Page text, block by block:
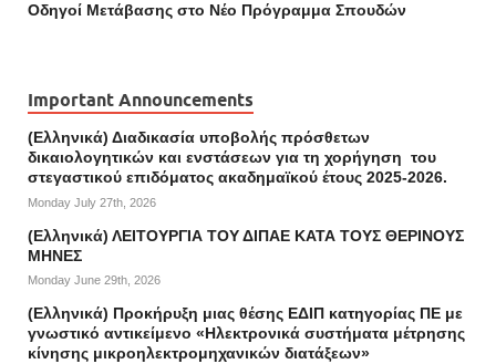
Οδηγοί Mετάβασης στο Νέο Πρόγραμμα Σπουδών
Important Announcements
(Ελληνικά) Διαδικασία υποβολής πρόσθετων
δικαιολογητικών και ενστάσεων για τη χορήγηση του
στεγαστικού επιδόματος ακαδημαϊκού έτους 2025-2026.
Monday July 27th, 2026
(Ελληνικά) ΛΕΙΤΟΥΡΓΙΑ ΤΟΥ ΔΙΠΑΕ ΚΑΤΑ ΤΟΥΣ ΘΕΡΙΝΟΥΣ
ΜΗΝΕΣ
Monday June 29th, 2026
(Ελληνικά) Προκήρυξη μιας θέσης ΕΔΙΠ κατηγορίας ΠΕ με
γνωστικό αντικείμενο «Ηλεκτρονικά συστήματα μέτρησης
κίνησης μικροηλεκτρομηχανικών διατάξεων»